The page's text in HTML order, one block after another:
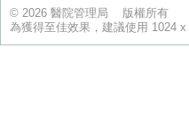
© 2026 醫院管理局 版權所有
為獲得至佳效果，建議使用 1024